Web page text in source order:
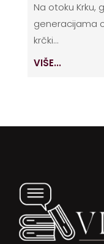
Na otoku Krku,
generacijama
krčki...
VIŠE...